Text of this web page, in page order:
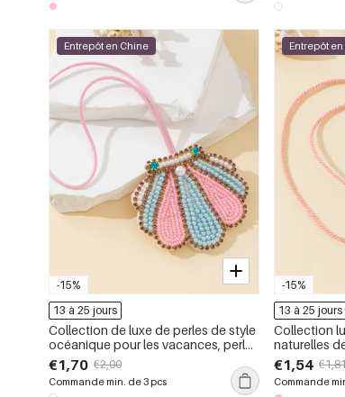
-15%
Entrepôt en Chine
13 à 25 jours
Collection de luxe de perles de style
océanique pour les vacances, perles
de coquillage de couleurs assorties,
breloques pour sac à main pour
femme
€1,70 €2,00
Commande min. de 3 pcs
-15%
Entrepôt
13 à 25 jours
Collection
naturelles
tissées en
breloques
artificielles
€1,54
Commande